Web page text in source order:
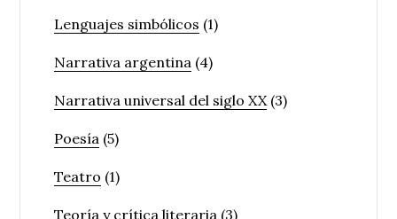
Lenguajes simbólicos (1)
Narrativa argentina (4)
Narrativa universal del siglo XX(3)
Poesía (5)
Teatro (1)
Teoría y crítica literaria (3)